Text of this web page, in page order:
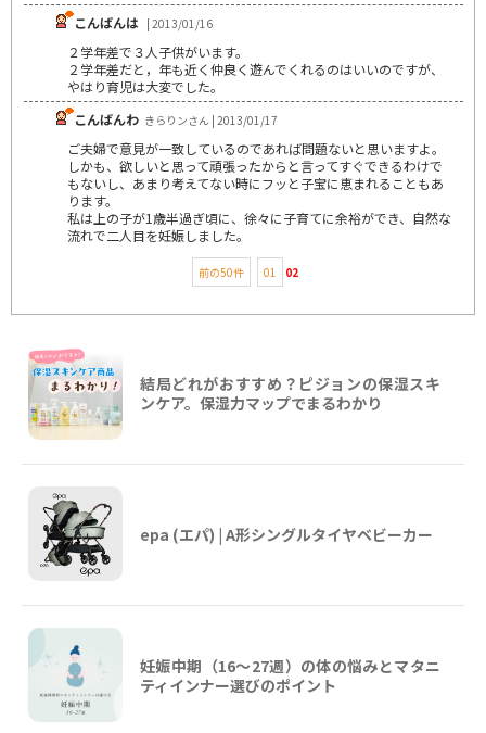
こんばんは | 2013/01/16
２学年差で３人子供がいます。
２学年差だと，年も近く仲良く遊んでくれるのはいいのですが、
やはり育児は大変でした。
こんばんわ きらりンさん | 2013/01/17
ご夫婦で意見が一致しているのであれば問題ないと思いますよ。
しかも、欲しいと思って頑張ったからと言ってすぐできるわけで
もないし、あまり考えてない時にフッと子宝に恵まれることもあ
ります。
私は上の子が1歳半過ぎ頃に、徐々に子育てに余裕ができ、自然な
流れで二人目を妊娠しました。
前の50件 01 02
結局どれがおすすめ？ピジョンの保湿スキ
ンケア。保湿力マップでまるわかり
epa (エパ) | A形シングルタイヤベビーカー
妊娠中期（16〜27週）の体の悩みとマタニ
ティインナー選びのポイント